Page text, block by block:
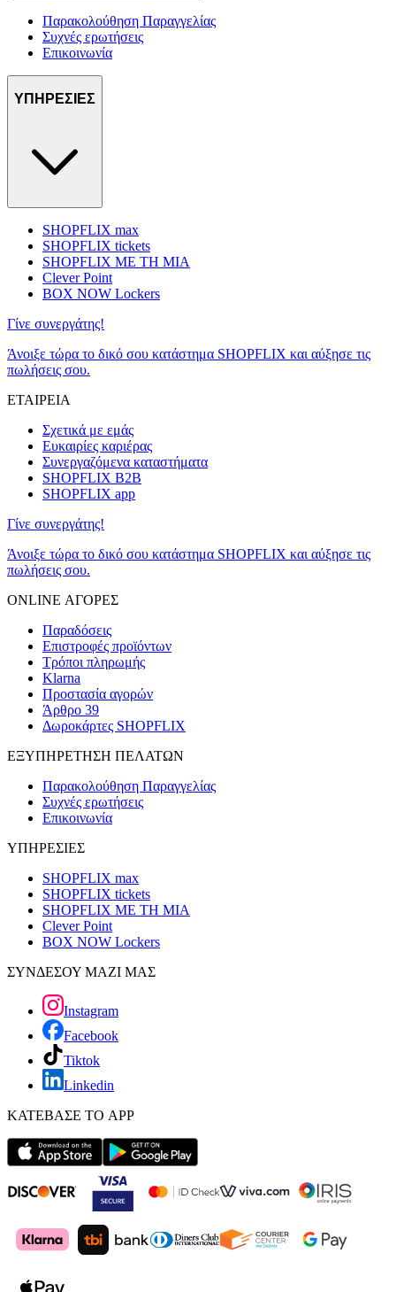
Παρακολούθηση Παραγγελίας
Συχνές ερωτήσεις
Επικοινωνία
ΥΠΗΡΕΣΙΕΣ
SHOPFLIX max
SHOPFLIX tickets
SHOPFLIX ΜΕ ΤΗ ΜΙΑ
Clever Point
BOX NOW Lockers
Γίνε συνεργάτης!
Άνοιξε τώρα το δικό σου κατάστημα SHOPFLIX και αύξησε τις
πωλήσεις σου.
ΕΤΑΙΡΕΙΑ
Σχετικά με εμάς
Ευκαιρίες καριέρας
Συνεργαζόμενα καταστήματα
SHOPFLIX B2B
SHOPFLIX app
Γίνε συνεργάτης!
Άνοιξε τώρα το δικό σου κατάστημα SHOPFLIX και αύξησε τις
πωλήσεις σου.
ONLINE ΑΓΟΡΕΣ
Παραδόσεις
Επιστροφές προϊόντων
Τρόποι πληρωμής
Klarna
Προστασία αγορών
Άρθρο 39
Δωροκάρτες SHOPFLIX
ΕΞΥΠΗΡΕΤΗΣΗ ΠΕΛΑΤΩΝ
Παρακολούθηση Παραγγελίας
Συχνές ερωτήσεις
Επικοινωνία
ΥΠΗΡΕΣΙΕΣ
SHOPFLIX max
SHOPFLIX tickets
SHOPFLIX ΜΕ ΤΗ ΜΙΑ
Clever Point
BOX NOW Lockers
ΣΥΝΔΕΣΟΥ ΜΑΖΙ ΜΑΣ
Instagram
Facebook
Tiktok
Linkedin
ΚΑΤΕΒΑΣΕ ΤΟ APP